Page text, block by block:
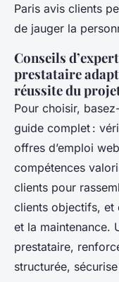
Paris avis clients
de jauger la
Conseils
prestataire
réussite du
Pour choisir,
guide complet :
offres d’emploi
compétences
clients pour
clients objectifs, et
et la maintenance.
prestataire,
structurée,